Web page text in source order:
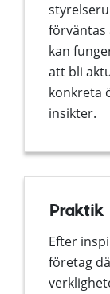
förväntas
kan
att bli
konkreta
insikter.
Praktik
Efter
företag